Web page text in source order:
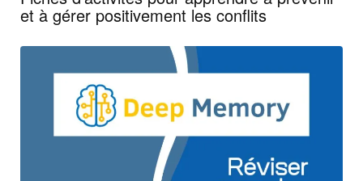
et à gérer positivement les conflits